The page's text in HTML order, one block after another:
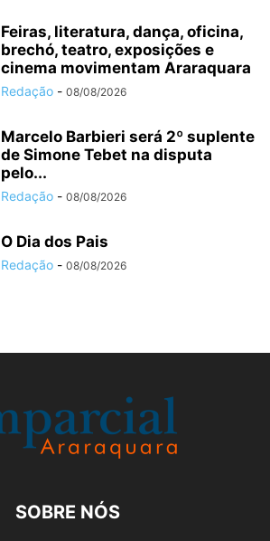
Feiras, literatura, dança, oficina,
brechó, teatro, exposições e
cinema movimentam Araraquara
Redação - 08/08/2026
Marcelo Barbieri será 2º suplente
de Simone Tebet na disputa
pelo...
Redação - 08/08/2026
O Dia dos Pais
Redação - 08/08/2026
SOBRE NÓS